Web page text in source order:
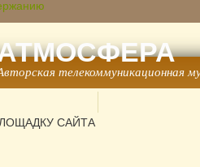
телекоммуникационная
САЙТА